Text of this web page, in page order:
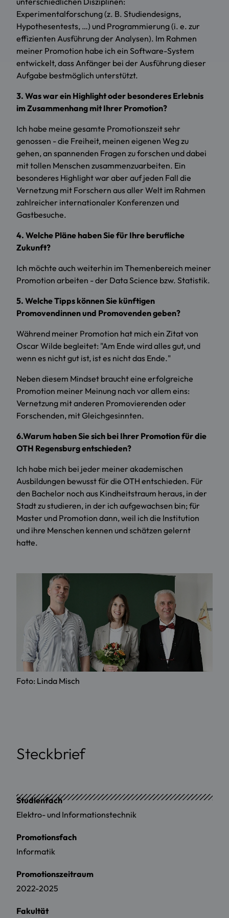
Experimentalforschung (z. B. Studiendesigns,
Hypothesentests, …) und Programmierung (i. e. zur
effizienten Ausführung der Analysen). Im Rahmen
meiner Promotion habe ich ein Software-System
entwickelt, dass Anfänger bei der Ausführung dieser
Aufgabe bestmöglich unterstützt.
3. Was war ein Highlight oder besonderes Erlebnis
im Zusammenhang mit Ihrer Promotion?
Ich habe meine gesamte Promotionszeit sehr
genossen - die Freiheit, meinen eigenen Weg zu
gehen, an spannenden Fragen zu forschen und dabei
mit tollen Menschen zusammenzuarbeiten. Ein
besonderes Highlight war aber auf jeden Fall die
Vernetzung mit Forschern aus aller Welt im Rahmen
zahlreicher internationaler Konferenzen und
Gastbesuche.
4. Welche Pläne haben Sie für Ihre berufliche
Zukunft?
Ich möchte auch weiterhin im Themenbereich meiner
Promotion arbeiten - der Data Science bzw. Statistik.
5. Welche Tipps können Sie künftigen
Promovendinnen und Promovenden geben?
Während meiner Promotion hat mich ein Zitat von
Oscar Wilde begleitet: "Am Ende wird alles gut, und
wenn es nicht gut ist, ist es nicht das Ende."
Neben diesem Mindset braucht eine erfolgreiche
Promotion meiner Meinung nach vor allem eins:
Vernetzung mit anderen Promovierenden oder
Forschenden, mit Gleichgesinnten.
6.Warum haben Sie sich bei Ihrer Promotion für die
OTH Regensburg entschieden?
Ich habe mich bei jeder meiner akademischen
Ausbildungen bewusst für die OTH entschieden. Für
den Bachelor noch aus Kindheitstraum heraus, in der
Stadt zu studieren, in der ich aufgewachsen bin; für
Master und Promotion dann, weil ich die Institution
und ihre Menschen kennen und schätzen gelernt
hatte.
Foto: Linda Misch
Steckbrief
Studienfach
Elektro- und Informationstechnik
Promotionsfach
Informatik
Promotionszeitraum
2022-2025
Fakultät